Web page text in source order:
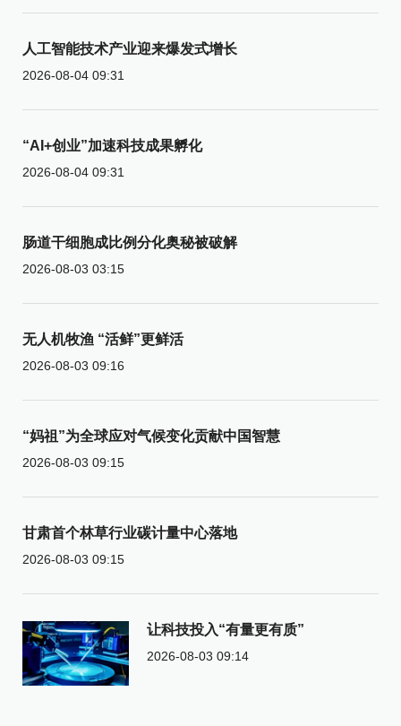
人工智能技术产业迎来爆发式增长
2026-08-04 09:31
“AI+创业”加速科技成果孵化
2026-08-04 09:31
肠道干细胞成比例分化奥秘被破解
2026-08-03 03:15
无人机牧渔 “活鲜”更鲜活
2026-08-03 09:16
“妈祖”为全球应对气候变化贡献中国智慧
2026-08-03 09:15
甘肃首个林草行业碳计量中心落地
2026-08-03 09:15
让科技投入“有量更有质”
2026-08-03 09:14